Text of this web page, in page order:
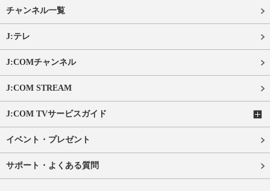
チャンネル一覧
J:テレ
J:COMチャンネル
J:COM STREAM
J:COM TVサービスガイド
イベント・プレゼント
サポート・よくある質問